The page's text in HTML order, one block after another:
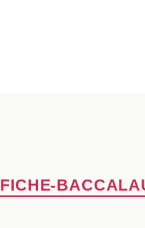
FICHE-